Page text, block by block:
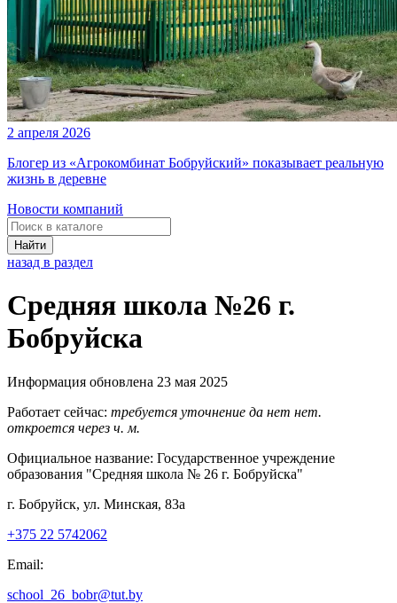
2 апреля 2026
Блогер из «Агрокомбинат Бобруйский» показывает реальную
жизнь в деревне
Новости компаний
Найти
назад в раздел
Средняя школа №26 г.
Бобруйска
Информация обновлена 23 мая 2025
Работает сейчас: требуется уточнение да нет нет.
откроется через ч. м.
Официальное название: Государственное учреждение
образования "Средняя школа № 26 г. Бобруйска"
г. Бобруйск, ул. Минская, 83а
+375 22 5742062
Email:
school_26_bobr@tut.by